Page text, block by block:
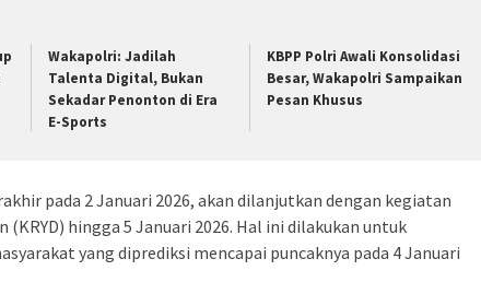
Wakapolri: Jadilah
Talenta Digital, Bukan
Sekadar Penonton di Era
E-Sports
KBPP Polri Awali Konsolidasi
Besar, Wakapolri Sampaikan
Pesan Khusus
pada 2 Januari 2026, akan dilanjutkan dengan kegiatan
hingga 5 Januari 2026. Hal ini dilakukan untuk
yang diprediksi mencapai puncaknya pada 4 Januari